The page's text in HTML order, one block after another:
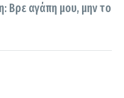
Βρε αγάπη μου, μην το